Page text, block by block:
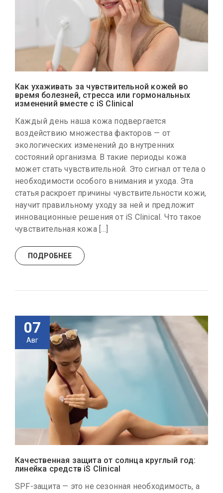
Как ухаживать за чувствительной кожей во
время болезней, стресса или гормональных
изменений вместе с iS Clinical
Каждый день наша кожа подвергается
воздействию множества факторов — от
экологических изменений до внутренних
состояний организма. В такие периоды кожа
может стать чувствительной. Это сигнал от тела о
необходимости особого внимания и ухода. Эта
статья раскроет причины чувствительности кожи,
научит правильному уходу за ней и предложит
инновационные решения от iS Clinical. Что такое
чувствительная кожа […]
ПОДРОБНЕЕ
07
Авг
Качественная защита от солнца круглый год:
линейка средств iS Clinical
SPF-защита — это не сезонная необходимость, а